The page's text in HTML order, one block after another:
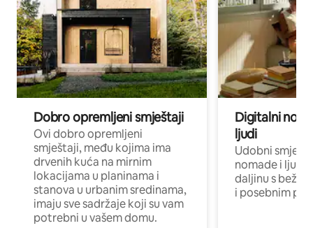
Dobro opremljeni smještaji
Ovi dobro opremljeni
smještaji, među kojima ima
drvenih kuća na mirnim
lokacijama u planinama i
stanova u urbanim sredinama,
imaju sve sadržaje koji su vam
potrebni u vašem domu.
Digitalni
ljudi
Udobni
nomade i ljude
daljinu s
i posebnim